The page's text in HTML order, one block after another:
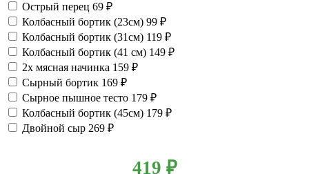
Острый перец 69 ₽
Колбасный бортик (23см) 99 ₽
Колбасный бортик (31см) 119 ₽
Колбасный бортик (41 см) 149 ₽
2x мясная начинка 159 ₽
Сырный бортик 169 ₽
Сырное пышное тесто 179 ₽
Колбасный бортик (45см) 179 ₽
Двойной сыр 269 ₽
419 ₽